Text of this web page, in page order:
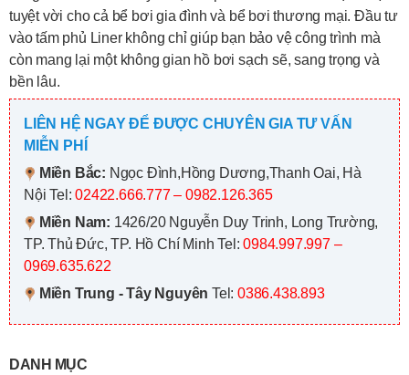
tuyệt vời cho cả bể bơi gia đình và bể bơi thương mại. Đầu tư
vào tấm phủ Liner không chỉ giúp bạn bảo vệ công trình mà
còn mang lại một không gian hồ bơi sạch sẽ, sang trọng và
bền lâu.
LIÊN HỆ NGAY ĐỂ ĐƯỢC CHUYÊN GIA TƯ VẤN
MIỄN PHÍ
Miền Bắc: Ngọc Đình,Hồng Dương,Thanh Oai, Hà
Nội Tel:02422.666.777 – 0982.126.365
Miền Nam: 1426/20 Nguyễn Duy Trinh, Long Trường,
TP. Thủ Đức, TP. Hồ Chí Minh Tel:0984.997.997 –
0969.635.622
Miền Trung - Tây Nguyên Tel:0386.438.893
DANH MỤC